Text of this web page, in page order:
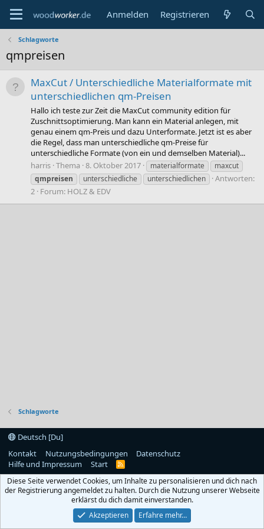
Anmelden Registrieren
Schlagworte
qmpreisen
MaxCut / Unterschiedliche Materialformate mit
unterschiedlichen qm-Preisen
Hallo ich teste zur Zeit die MaxCut community edition für
Zuschnittsoptimierung. Man kann ein Material anlegen, mit
genau einem qm-Preis und dazu Unterformate. Jetzt ist es aber
die Regel, dass man unterschiedliche qm-Preise für
unterschiedliche Formate (von ein und demselben Material)...
harris Thema 8. Oktober 2017 materialformate
maxcut
qmpreisen
unterschiedliche unterschiedlichen
Antworten:
2 Forum: HOLZ & EDV
Schlagworte
Deutsch [Du]
Kontakt
Nutzungsbedingungen
Datenschutz
Hilfe und Impressum
Start
R
S
Diese Seite verwendet Cookies, um Inhalte zu personalisieren und dich nach
der Registrierung angemeldet zu halten. Durch die Nutzung unserer Webseite
erklärst du dich damit einverstanden.
Akzeptieren
Erfahre mehr…